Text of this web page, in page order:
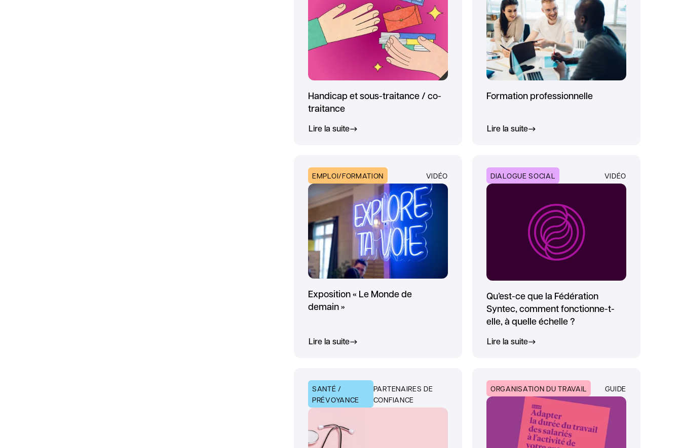
Handicap et sous-traitance / co-
traitance
Lire la suite
Formation professionnelle
Lire la suite
EMPLOI/FORMATION VIDÉO
Exposition « Le Monde de
demain »
Lire la suite
DIALOGUE SOCIAL VIDÉO
Qu’est-ce que la Fédération
Syntec, comment fonctionne-t-
elle, à quelle échelle ?
Lire la suite
SANTÉ /
PRÉVOYANCE
PARTENAIRES DE
CONFIANCE
ORGANISATION DU TRAVAIL GUIDE